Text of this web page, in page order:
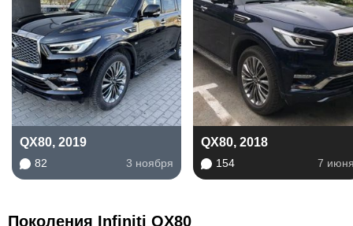
QX80, 2019
82 3 ноября
QX80, 2018
154 7
Поколения Infiniti QX80